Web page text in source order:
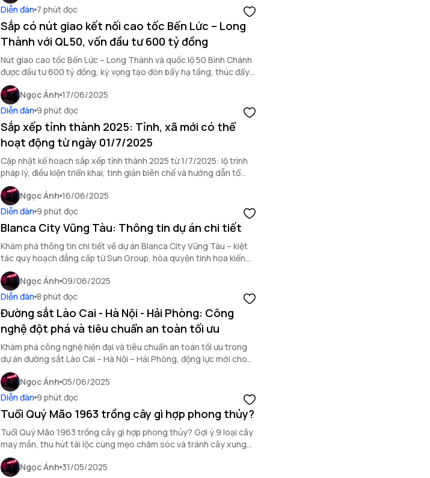
Diễn đàn 7 phút đọc
Sắp có nút giao kết nối cao tốc Bến Lức – Long
Thành với QL50, vốn đầu tư 600 tỷ đồng
Nút giao cao tốc Bến Lức – Long Thành và quốc lộ 50 Bình Chánh
được đầu tư 600 tỷ đồng, kỳ vọng tạo đòn bẩy hạ tầng, thúc đẩy
kinh tế và đô thị hóa.
Ngọc Ánh 17/06/2025
Diễn đàn 9 phút đọc
Sắp xếp tỉnh thành 2025: Tỉnh, xã mới có thể
hoạt động từ ngày 01/7/2025
Cập nhật kế hoạch sắp xếp tỉnh thành 2025 từ 1/7/2025: lộ trình
pháp lý, điều kiện triển khai, tinh giản biên chế và hướng dẫn tổ
chức bộ máy mới.
Ngọc Ánh 16/06/2025
Diễn đàn 9 phút đọc
Blanca City Vũng Tàu: Thông tin dự án chi tiết
Khám phá thông tin chi tiết về dự án Blanca City Vũng Tàu – kiệt
tác quy hoạch đẳng cấp từ Sun Group, hòa quyện tinh hoa kiến
trúc và không gian sống đỉnh cao.
Ngọc Ánh 09/06/2025
Diễn đàn 8 phút đọc
Đường sắt Lào Cai - Hà Nội - Hải Phòng: Công
nghệ đột phá và tiêu chuẩn an toàn tối ưu
Khám phá công nghệ hiện đại và tiêu chuẩn an toàn tối ưu trong
dự án đường sắt Lào Cai – Hà Nội – Hải Phòng, động lực mới cho
liên kết kinh tế vùng.
Ngọc Ánh 05/06/2025
Diễn đàn 9 phút đọc
Tuổi Quý Mão 1963 trồng cây gì hợp phong thủy?
Tuổi Quý Mão 1963 trồng cây gì hợp phong thủy? Gợi ý 9 loại cây
may mắn, thu hút tài lộc cùng mẹo chăm sóc và tránh cây xung
khắc hiệu quả.
Ngọc Ánh 31/05/2025